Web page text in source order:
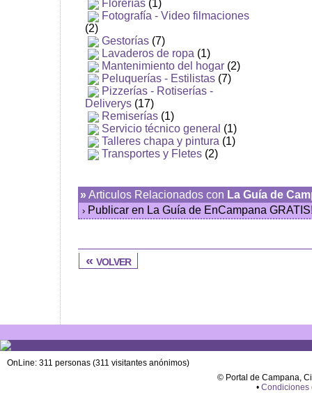
Florerías (1)
Fotografía - Video filmaciones
(2)
Gestorías (7)
Lavaderos de ropa (1)
Mantenimiento del hogar (2)
Peluquerías - Estilistas (7)
Pizzerías - Rotiserías -
Deliverys (17)
Remiserías (1)
Servicio técnico general (1)
Talleres chapa y pintura (1)
Transportes y Fletes (2)
» Articulos Relacionados con La Guía de
› Publicar en La Guía de EnCampana
« volver
OnLine: 311 personas (311 visitantes anónimos)
© Portal de Campana,
• Condiciones